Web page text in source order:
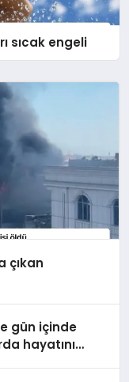
sıcak engeli
çıkan
gün içinde
hayatını